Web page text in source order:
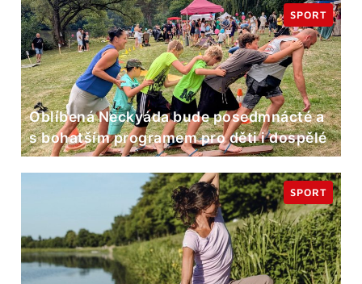
Oblíbená Neckyáda bude posedmnácté a
s bohatším programem pro děti i dospělé
SPORT
SPORT